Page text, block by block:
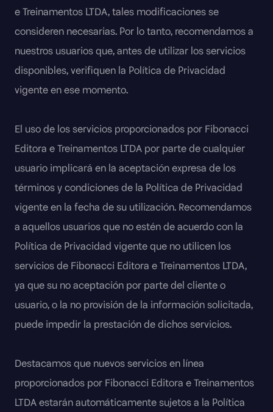
e Treinamentos LTDA, tales modificaciones se
consideren necesarias. Por lo tanto, recomendamos a
nuestros usuarios que, antes de utilizar los servicios
disponibles, verifiquen la Política de Privacidad
vigente en ese momento.
El uso de los servicios proporcionados por Fibonacci
Editora e Treinamentos LTDA por parte de cualquier
usuario implicará en la aceptación expresa de los
términos y condiciones de la Política de Privacidad
vigente en la fecha de su utilización. Recomendamos
a aquellos usuarios que no estén de acuerdo con la
Política de Privacidad vigente que no utilicen los
servicios de Fibonacci Editora e Treinamentos LTDA,
ya que su no aceptación por parte del cliente o
usuario, o la no provisión de la información solicitada,
puede impedir la prestación de dichos servicios.
Destacamos que nuevos servicios en línea
proporcionados por Fibonacci Editora e Treinamentos
LTDA estarán automáticamente sujetos a la Política